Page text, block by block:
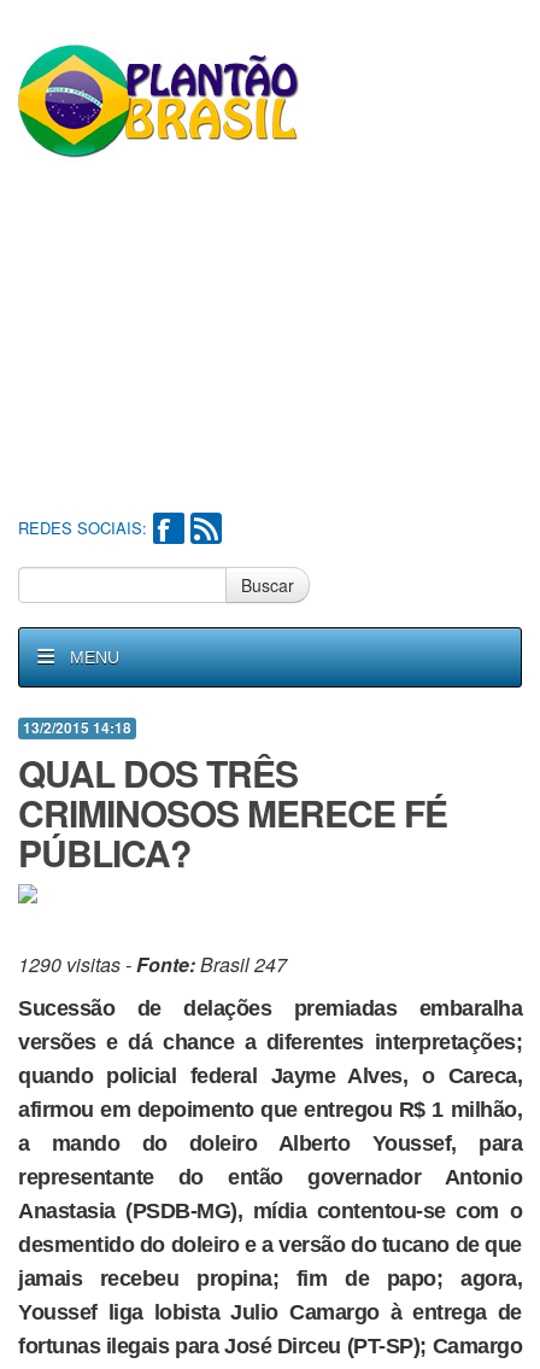
REDES SOCIAIS:
Buscar
MENU
13/2/2015 14:18
QUAL DOS TRÊS
CRIMINOSOS MERECE FÉ
PÚBLICA?
1290 visitas -Fonte:Brasil 247
Sucessão de delações premiadas embaralha
versões e dá chance a diferentes interpretações;
quando policial federal Jayme Alves, o Careca,
afirmou em depoimento que entregou R$ 1 milhão,
a mando do doleiro Alberto Youssef, para
representante do então governador Antonio
Anastasia (PSDB-MG), mídia contentou-se com o
desmentido do doleiro e a versão do tucano de que
jamais recebeu propina; fim de papo; agora,
Youssef liga lobista Julio Camargo à entrega de
fortunas ilegais para José Dirceu (PT-SP); Camargo